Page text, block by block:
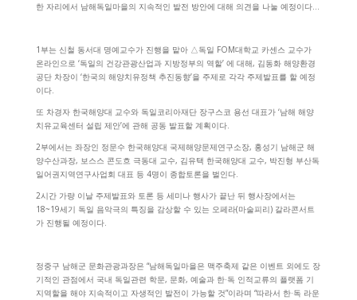
한 자리에서 남해독일마을의 지속적인 발전 방안에 대해 의견을 나눌 예정이다…
1부는 신철 동서대 명예교수가 진행을 맡아 △독일 FOM대학교 카센스 교수가
온라인으로 ‘독일의 건강관광산업과 지방정부의 역할’ 에 대해, 김동화 해양환경
공단 차장이 ‘한국의 해양치유정책 추진동향’을 주제로 각각 주제발표를 할 예정
이다.
또 차경자 한국해양대 교수와 독일코리아재단 장구스코 용선 대표가 ‘남해 해양
치유교육센터 설립 제안’에 관해 공동 발표할 계획이다.
2부에서는 좌장인 정문수 한국해양대 국제해양문제연구소장, 홍성기 남해군 해
양수산과장, 보스스 콘도흐 극동대 교수, 김유택 한국해양대 교수, 박진형 부산독
일어권지역연구사업회 대표 등 4명이 종합토론을 벌인다.
2시간 가량 이날 주제발표와 토론 등 세미나 행사가 끝난 뒤 행사장에서는
18~19세기 독일 음악극의 특징을 감상할 수 있는 오페라(마술피리) 갈라콘서트
가 진행될 예정이다.
정중구 남해군 문화관광과장은 “남해독일마을은 맥주축제 같은 이벤트 외에도 장
기적인 관점에서 국내 독일관련 학문, 문화, 예술과 한·독 인적교류의 플랫폼 기
지역할을 해야 지속적이고 자생적인 발전이 가능할 것”이라며 “따라서 한·독 라운